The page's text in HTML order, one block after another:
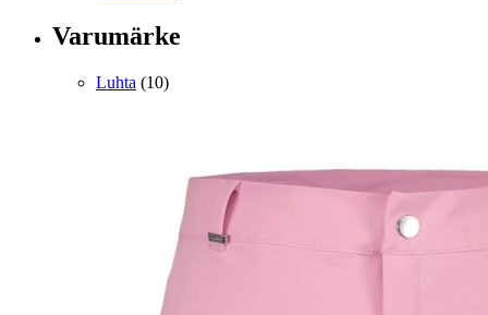
Varumärke
Luhta (10)